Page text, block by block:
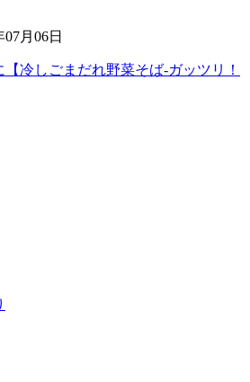
07月06日
冷しごまだれ野菜そば-ガッツリ！